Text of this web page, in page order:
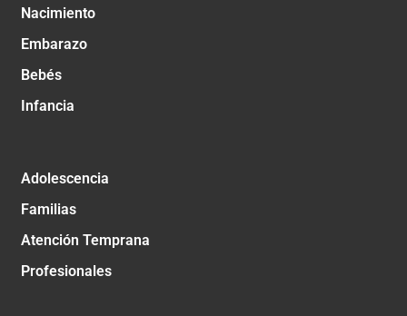
Nacimiento
Embarazo
Bebés
Infancia
Adolescencia
Familias
Atención Temprana
Profesionales